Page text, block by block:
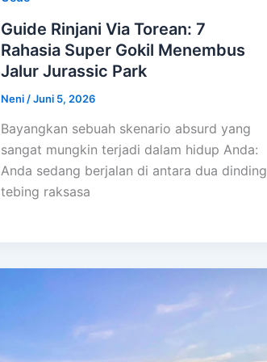
Guide Rinjani Via Torean: 7
Rahasia Super Gokil Menembus
Jalur Jurassic Park
Neni /Juni 5, 2026
Bayangkan sebuah skenario absurd yang
sangat mungkin terjadi dalam hidup Anda:
Anda sedang berjalan di antara dua dinding
tebing raksasa